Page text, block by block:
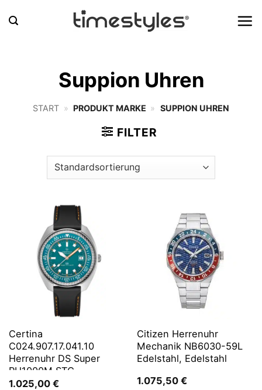
Inhalt
Suppion Uhren
START » PRODUKT MARKE » SUPPION UHREN
FILTER
Certina
C024.907.17.041.10
Herrenuhr DS Super
PH1000M STC
1.025,00 €
Citizen Herrenuhr
Mechanik NB6030-59L
Edelstahl, Edelstahl
1.075,50 €